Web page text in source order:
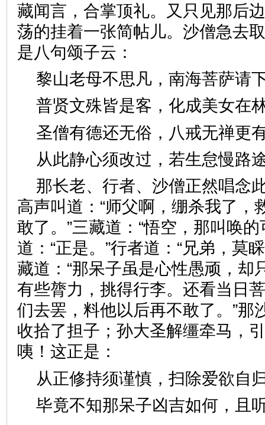
藏闻言，合掌顶礼。又只见那后
荡的挂着一张简帖儿。沙僧急去
是八句颂子云：
黎山老母不思凡，南海菩
普贤文殊皆是客，化成美
圣僧有德还无俗，八戒无
从此静心须改过，若生怠
那长老、行者、沙僧正然唱念
高声叫道：“师父啊，绷杀我了，
敢了。”三藏道：“悟空，那叫唤
道：“正是。”行者道：“兄弟，莫
藏道：“那呆子虽是心性愚顽，却
有些膂力，挑得行李。还看当日
们去罢，料他以后再不敢了。”那
收拾了担子；孙大圣解缰牵马，
咦！这正是：
从正修持须谨慎，扫除爱
毕竟不知那呆子凶吉如何，且